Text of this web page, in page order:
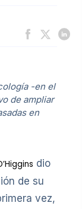
-en el
de ampliar
en
dio
de su
vez,